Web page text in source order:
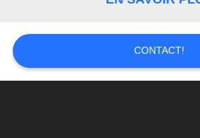
SHOW
PLAN
CONTACT!